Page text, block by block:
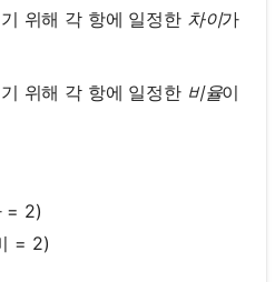
위해 각 항에 일정한 차이가
위해 각 항에 일정한 비율이
= 2)
= 2)